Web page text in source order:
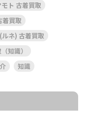
ト 古着買取
着買取
ネ) 古着買取
知識）
知識